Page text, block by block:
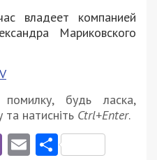
владеет компанией
Мариковского
будь ласка,
та натисніть Ctrl+Enter.
ViberEmail